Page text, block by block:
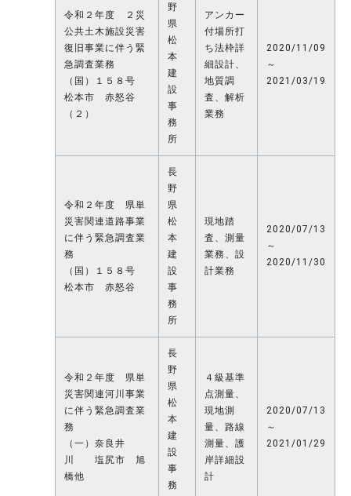
令和２年度 ２災
公共土木施設災害
復旧事業に伴う緊
急調査業務
（国）１５８号
松本市 赤怒谷
（２）
野
県
松
本
建
設
事
務
所
アンカー
付場所打
ち法枠詳
細設計、
地質調
査、解析
業務
2020/11/09
～
2021/03/19
令和２年度 県単
災害関連道路事業
に伴う緊急調査業
務
（国）１５８号
松本市 赤怒谷
長
野
県
松
本
建
設
事
務
所
現地踏
査、測量
業務、設
計業務
2020/07/13
～
2020/11/30
令和２年度 県単
災害関連河川事業
に伴う緊急調査業
務
（一）奈良井
川 塩尻市 旭
橋他
長
野
県
松
本
建
設
事
務
４級基準
点測量、
現地測
量、路線
測量、護
岸詳細設
計
2020/07/13
～
2021/01/29